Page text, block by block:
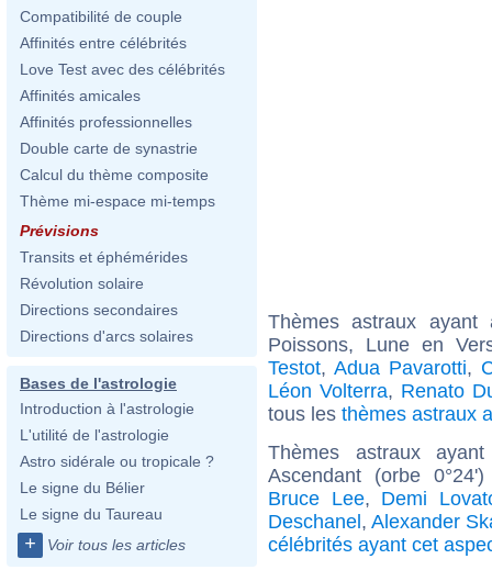
Compatibilité de couple
Affinités entre célébrités
Love Test avec des célébrités
Affinités amicales
Affinités professionnelles
Double carte de synastrie
Calcul du thème composite
Thème mi-espace mi-temps
Prévisions
Transits et éphémérides
Révolution solaire
Directions secondaires
Directions d'arcs solaires
Bases de l'astrologie
Introduction à l'astrologie
L'utilité de l'astrologie
Astro sidérale ou tropicale ?
Le signe du Bélier
Le signe du Taureau
+ Voir tous les articles
Thèmes astraux
Poissons, Lune en
Testot, Adua Pavarotti,
Léon Volterra, Renato
tous les thèmes astraux
Thèmes astraux
Ascendant (orbe
Bruce Lee, Demi
Deschanel, Alexander
célébrités ayant cet